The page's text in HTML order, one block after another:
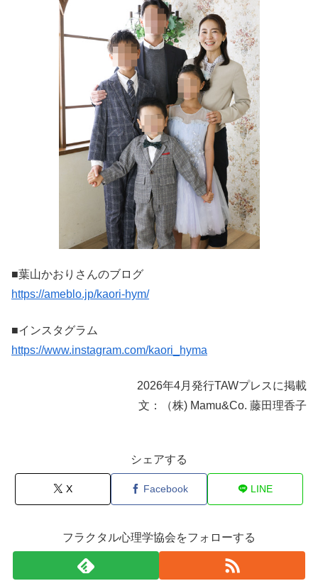
■葉山かおりさんのブログ
https://ameblo.jp/kaori-hym/
■インスタグラム
https://www.instagram.com/kaori_hyma
2026年4月発行TAWプレスに掲載
文：（株) Mamu&Co. 藤田理香子
シェアする
X Facebook LINE
フラクタル心理学協会をフォローする